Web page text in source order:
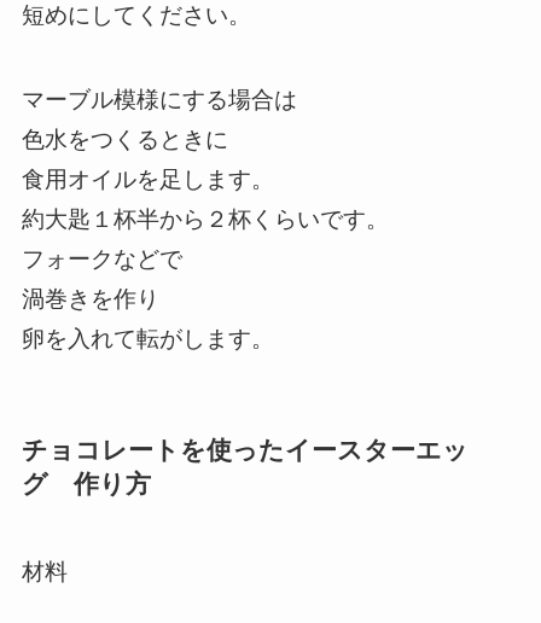
短めにしてください。
マーブル模様にする場合は
色水をつくるときに
食用オイルを足します。
約大匙１杯半から２杯くらいです。
フォークなどで
渦巻きを作り
卵を入れて転がします。
チョコレートを使ったイースターエッ
グ 作り方
材料